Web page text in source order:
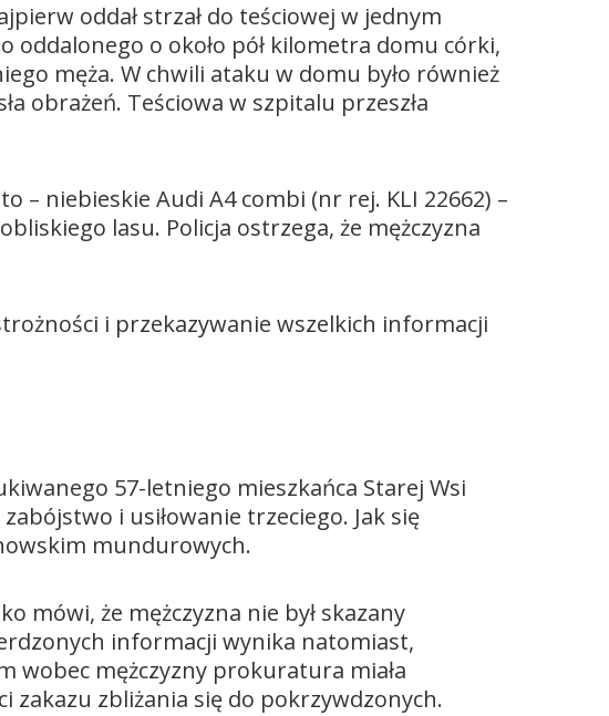
oddał strzał do teściowej w jednym
oddalonego o około pół kilometra domu córki,
męża. W chwili ataku w domu było również
obrażeń. Teściowa w szpitalu przeszła
– niebieskie Audi A4 combi (nr rej. KLI 22662) –
lasu. Policja ostrzega, że mężczyzna
i przekazywanie wszelkich informacji
57-letniego mieszkańca Starej Wsi
i usiłowanie trzeciego. Jak się
mundurowych.
mówi, że mężczyzna nie był skazany
informacji wynika natomiast,
wobec mężczyzny prokuratura miała
zakazu zbliżania się do pokrzywdzonych.